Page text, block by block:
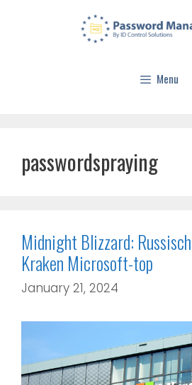
Menu
passwordspraying
Midnight Blizzard:
Kraken Microsoft-top
January 21, 2024